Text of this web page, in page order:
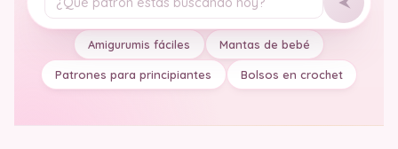
Tu pregunta
Amigurumis fáciles Mantas de bebé
Patrones para principiantes Bolsos en crochet